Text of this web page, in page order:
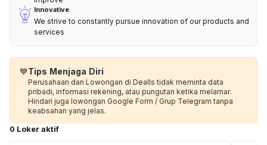
Innovative
We strive to constantly pursue innovation of our products and
services
💙Tips Menjaga Diri
Perusahaan dan Lowongan di Dealls tidak meminta data
pribadi, informasi rekening, atau pungutan ketika melamar.
Hindari juga lowongan Google Form / Grup Telegram tanpa
keabsahan yang jelas.
0 Loker aktif